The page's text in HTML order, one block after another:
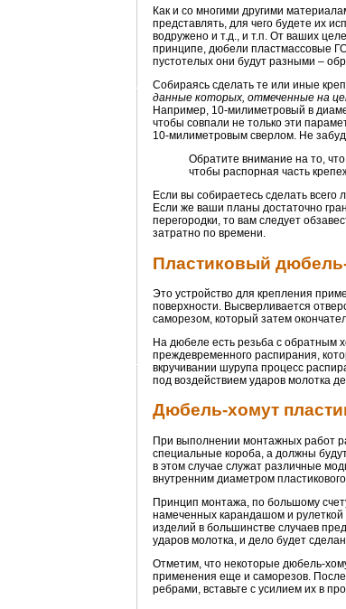
Как и со многими другими
представлять, для чего будете их
водружено и т.д., и т.п. От ваших
принципе, дюбели пластмассовые
пустотелых они будут разными –
Собираясь сделать те или иные
данные которых, отмеченные на
Например, 10-милиметровый в
чтобы совпали не только эти
10-милиметровым сверлом. Не
Обратите внимание на то,
чтобы распорная часть
Если вы собираетесь сделать
Если же ваши планы достаточно
перегородки, то вам следует
затратно по времени.
Пластиковый дюбель-
Это устройство для крепления
поверхности. Высверливается
саморезом, который затем
На дюбеле есть резьба с обратным
преждевременного распирания,
вкручивании шурупа процесс
под воздействием ударов молотка
Дюбель-хомут
При выполнении монтажных работ
специальные короба, а должны
в этом случае служат различные
внутренним диаметром
Принцип монтажа, по большому
намеченных карандашом и рулеткой
изделий в большинстве случаев
ударов молотка, и дело будет
Отметим, что некоторые дюбель-
применения еще и саморезов. После
ребрами, вставьте с усилием их в